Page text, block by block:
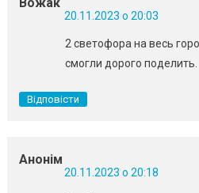
Вожак
20.11.2023 о 20:03
2 светофора на весь
смогли дорого поделить.
Відповісти
Анонім
20.11.2023 о 20:18